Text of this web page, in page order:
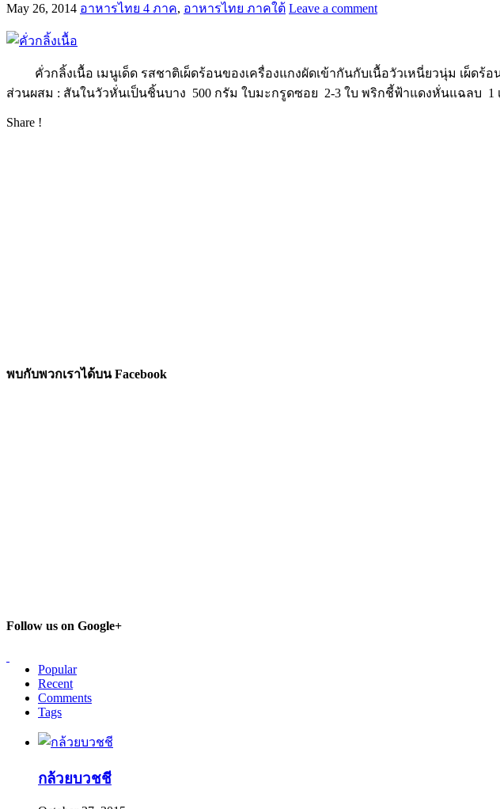
May 26, 2014 อาหารไทย 4 ภาค, อาหารไทย ภาคใต้ Leave a comment
คั่วกลิ้งเนื้อ เมนูเด็ด รสชาติเผ็ดร้อนของเครื่องแกงผัดเข้ากันกับเนื้อวัวเหนี่ยวนุ่ม เผ็ดร้
ส่วนผสม : สันในวัวหั่นเป็นชิ้นบาง 500 กรัม ใบมะกรูดซอย 2-3 ใบ พริกชี้ฟ้าแดงหั่นแฉลบ 1
Share !
พบกับพวกเราได้บน Facebook
Follow us on Google+
Popular
Recent
Comments
Tags
กล้วยบวชชี